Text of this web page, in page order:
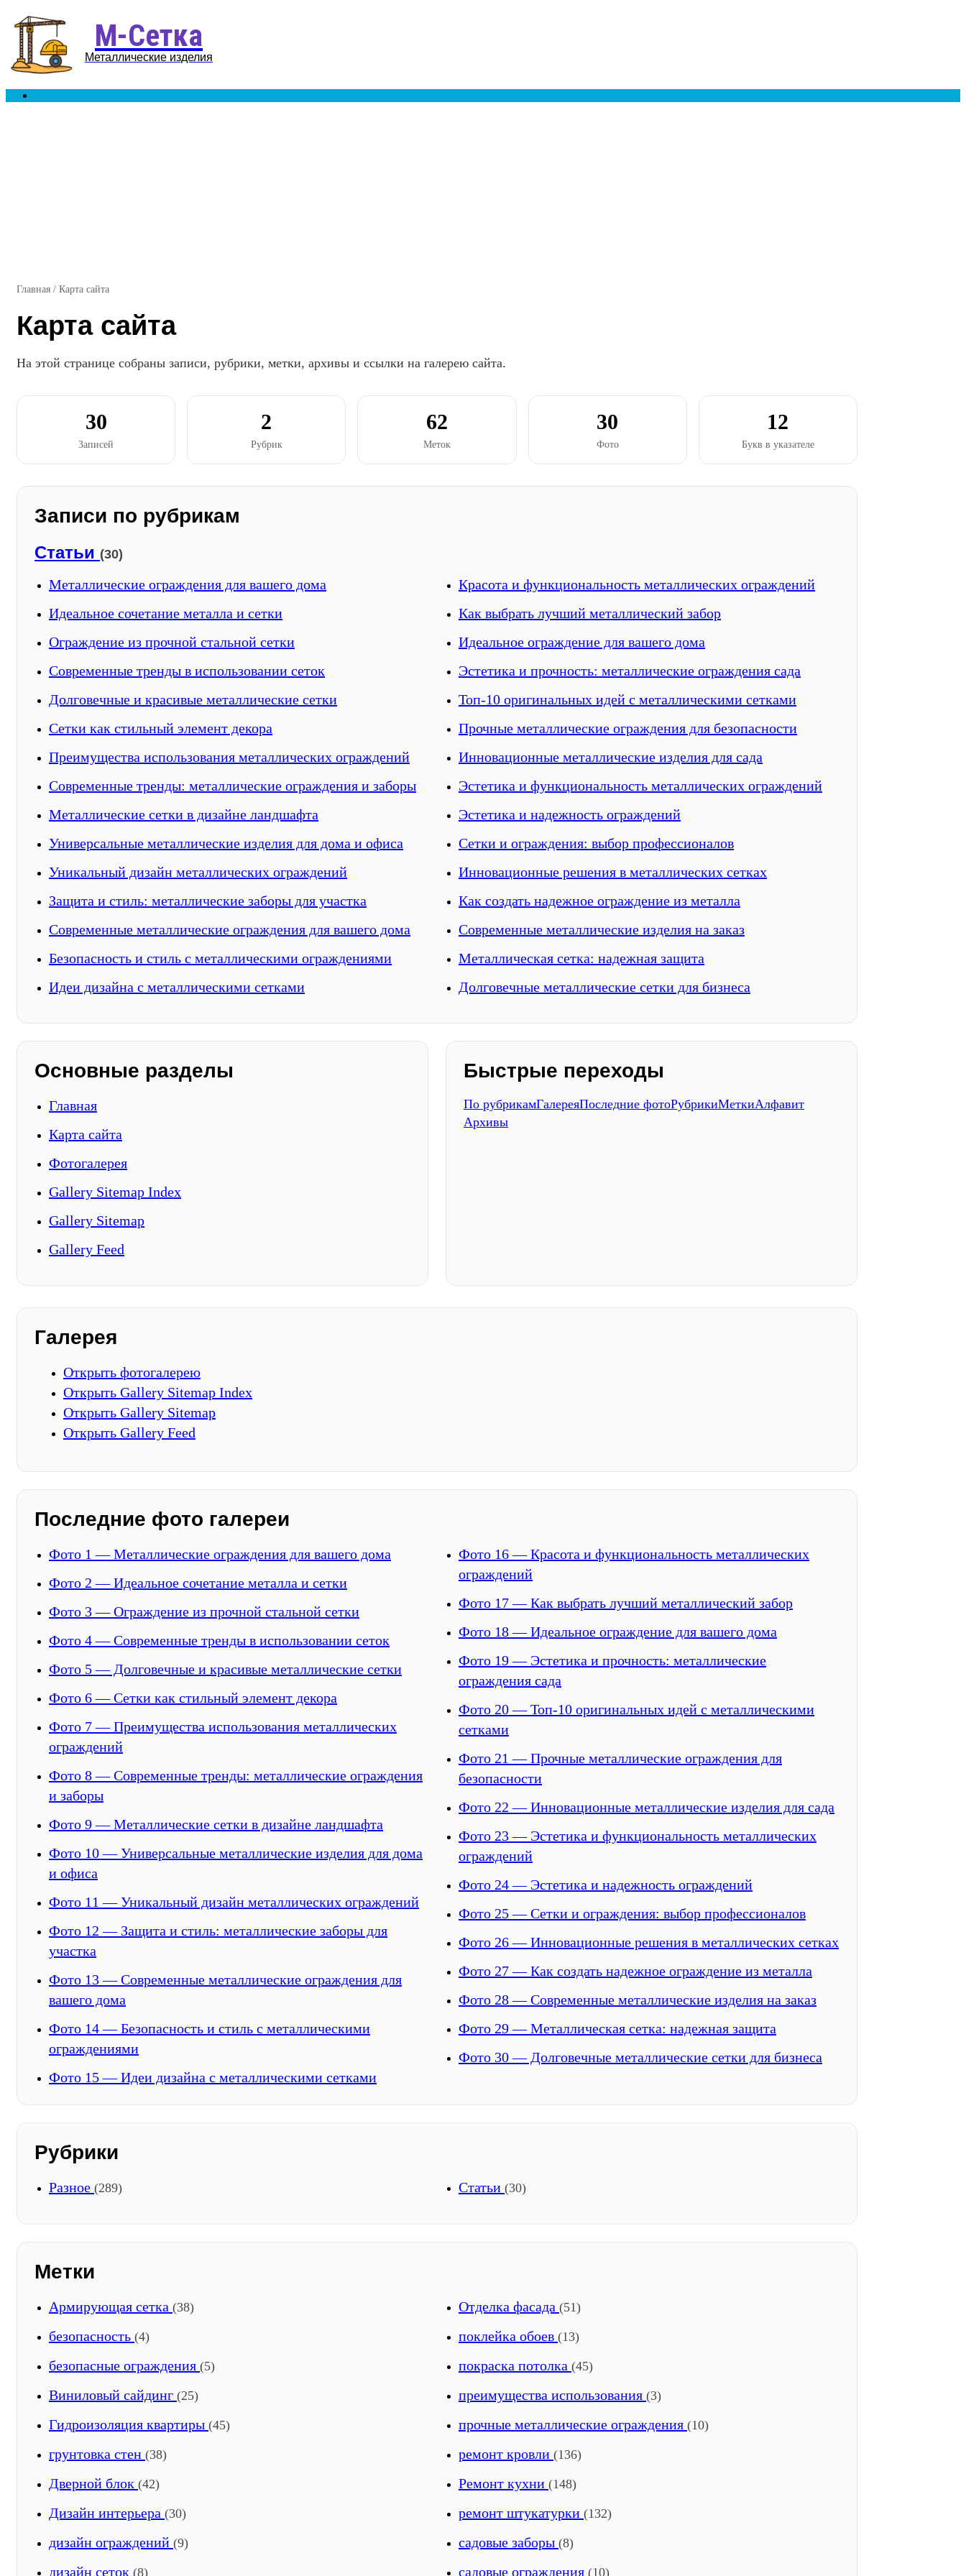
М-Сетка
Металлические изделия
Главная / Карта сайта
Карта сайта
На этой странице собраны записи, рубрики, метки, архивы и ссылки на галерею сайта.
30
Записей
2
Рубрик
62
Меток
30
Фото
12
Букв в указателе
Записи по рубрикам
Статьи (30)
Металлические ограждения для вашего дома
Идеальное сочетание металла и сетки
Ограждение из прочной стальной сетки
Современные тренды в использовании сеток
Долговечные и красивые металлические сетки
Сетки как стильный элемент декора
Преимущества использования металлических ограждений
Современные тренды: металлические ограждения и заборы
Металлические сетки в дизайне ландшафта
Универсальные металлические изделия для дома и офиса
Уникальный дизайн металлических ограждений
Защита и стиль: металлические заборы для участка
Современные металлические ограждения для вашего дома
Безопасность и стиль с металлическими ограждениями
Идеи дизайна с металлическими сетками
Красота и функциональность металлических ограждений
Как выбрать лучший металлический забор
Идеальное ограждение для вашего дома
Эстетика и прочность: металлические ограждения сада
Топ-10 оригинальных идей с металлическими сетками
Прочные металлические ограждения для безопасности
Инновационные металлические изделия для сада
Эстетика и функциональность металлических ограждений
Эстетика и надежность ограждений
Сетки и ограждения: выбор профессионалов
Инновационные решения в металлических сетках
Как создать надежное ограждение из металла
Современные металлические изделия на заказ
Металлическая сетка: надежная защита
Долговечные металлические сетки для бизнеса
Основные разделы
Главная
Карта сайта
Фотогалерея
Gallery Sitemap Index
Gallery Sitemap
Gallery Feed
Быстрые переходы
По рубрикамГалереяПоследние фотоРубрикиМеткиАлфавит
Архивы
Галерея
Открыть фотогалерею
Открыть Gallery Sitemap Index
Открыть Gallery Sitemap
Открыть Gallery Feed
Последние фото галереи
Фото 1 — Металлические ограждения для вашего дома
Фото 2 — Идеальное сочетание металла и сетки
Фото 3 — Ограждение из прочной стальной сетки
Фото 4 — Современные тренды в использовании сеток
Фото 5 — Долговечные и красивые металлические сетки
Фото 6 — Сетки как стильный элемент декора
Фото 7 — Преимущества использования металлических
ограждений
Фото 8 — Современные тренды: металлические ограждения
и заборы
Фото 9 — Металлические сетки в дизайне ландшафта
Фото 10 — Универсальные металлические изделия для дома
и офиса
Фото 11 — Уникальный дизайн металлических ограждений
Фото 12 — Защита и стиль: металлические заборы для
участка
Фото 13 — Современные металлические ограждения для
вашего дома
Фото 14 — Безопасность и стиль с металлическими
ограждениями
Фото 15 — Идеи дизайна с металлическими сетками
Фото 16 — Красота и функциональность металлических
ограждений
Фото 17 — Как выбрать лучший металлический забор
Фото 18 — Идеальное ограждение для вашего дома
Фото 19 — Эстетика и прочность: металлические
ограждения сада
Фото 20 — Топ-10 оригинальных идей с металлическими
сетками
Фото 21 — Прочные металлические ограждения для
безопасности
Фото 22 — Инновационные металлические изделия для сада
Фото 23 — Эстетика и функциональность металлических
ограждений
Фото 24 — Эстетика и надежность ограждений
Фото 25 — Сетки и ограждения: выбор профессионалов
Фото 26 — Инновационные решения в металлических сетках
Фото 27 — Как создать надежное ограждение из металла
Фото 28 — Современные металлические изделия на заказ
Фото 29 — Металлическая сетка: надежная защита
Фото 30 — Долговечные металлические сетки для бизнеса
Рубрики
Разное (289) Статьи (30)
Метки
Армирующая сетка (38)
безопасность (4)
безопасные ограждения (5)
Виниловый сайдинг (25)
Гидроизоляция квартиры (45)
грунтовка стен (38)
Дверной блок (42)
Дизайн интерьера (30)
дизайн ограждений (9)
дизайн сеток (8)
Отделка фасада (51)
поклейка обоев (13)
покраска потолка (45)
преимущества использования (3)
прочные металлические ограждения (10)
ремонт кровли (136)
Ремонт кухни (148)
ремонт штукатурки (132)
садовые заборы (8)
садовые ограждения (10)